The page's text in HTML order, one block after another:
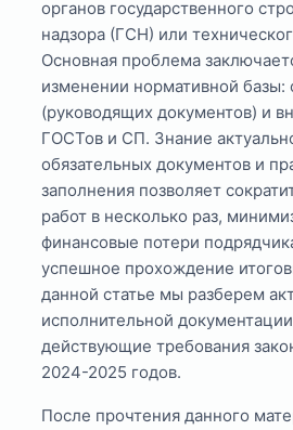
органов государственного
надзора (ГСН) или
Основная проблема
изменении нормативной
(руководящих документов) и
ГОСТов и СП. Знание
обязательных документов и
заполнения позволяет
работ в несколько раз,
финансовые потери
успешное прохождение
данной статье мы разберем
исполнительной
действующие требования
2024-2025 годов.
После прочтения данного